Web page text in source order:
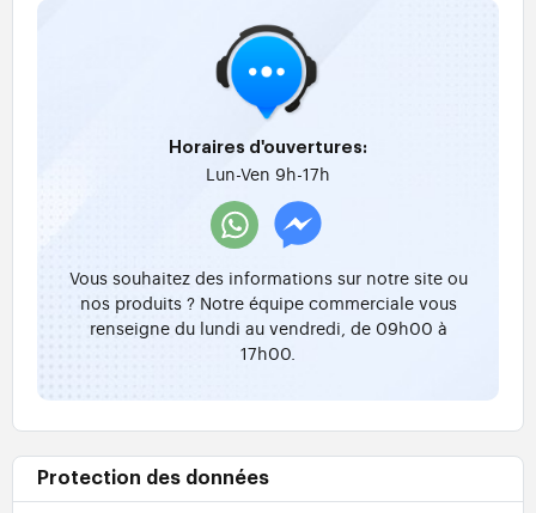
Horaires d'ouvertures:
Lun-Ven 9h-17h
Vous souhaitez des informations sur notre site ou
nos produits ? Notre équipe commerciale vous
renseigne du lundi au vendredi, de 09h00 à
17h00.
Protection des données